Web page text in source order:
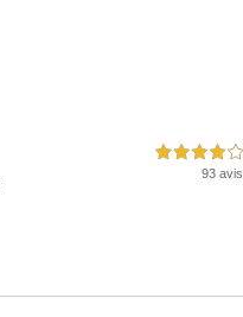
4,0 étoiles sur 5
93 avis